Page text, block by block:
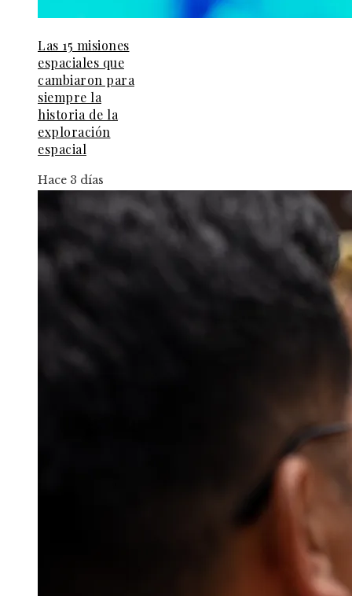
Las 15 misiones
espaciales que
cambiaron para
siempre la
historia de la
exploración
espacial
Hace 3 días